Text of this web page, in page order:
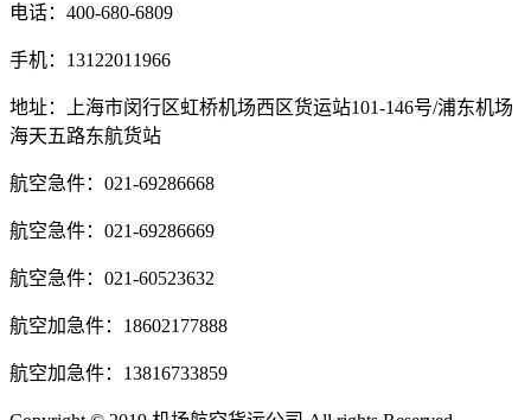
电话：400-680-6809
手机：13122011966
地址：上海市闵行区虹桥机场西区货运站101-146号/浦东机场
海天五路东航货站
航空急件：021-69286668
航空急件：021-69286669
航空急件：021-60523632
航空加急件：18602177888
航空加急件：13816733859